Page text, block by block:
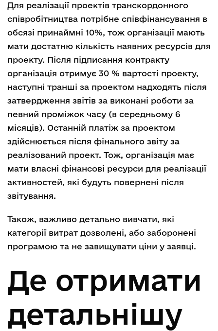
Для реалізації проектів транскордонного
співробітництва потрібне співфінансування в
обсязі принаймні 10%, тож організації мають
мати достатню кількість наявних ресурсів для
проекту. Після підписання контракту
організація отримує 30 % вартості проекту,
наступні транші за проектом надходять після
затвердження звітів за виконані роботи за
певний проміжок часу (в середньому 6
місяців). Останній платіж за проектом
здійснюється після фінального звіту за
реалізований проект. Тож, організація має
мати власні фінансові ресурси для реалізації
активностей, які будуть повернені після
звітування.
Також, важливо детально вивчати, які
категорії витрат дозволені, або заборонені
програмою та не завищувати ціни у заявці.
Де отримати
детальнішу